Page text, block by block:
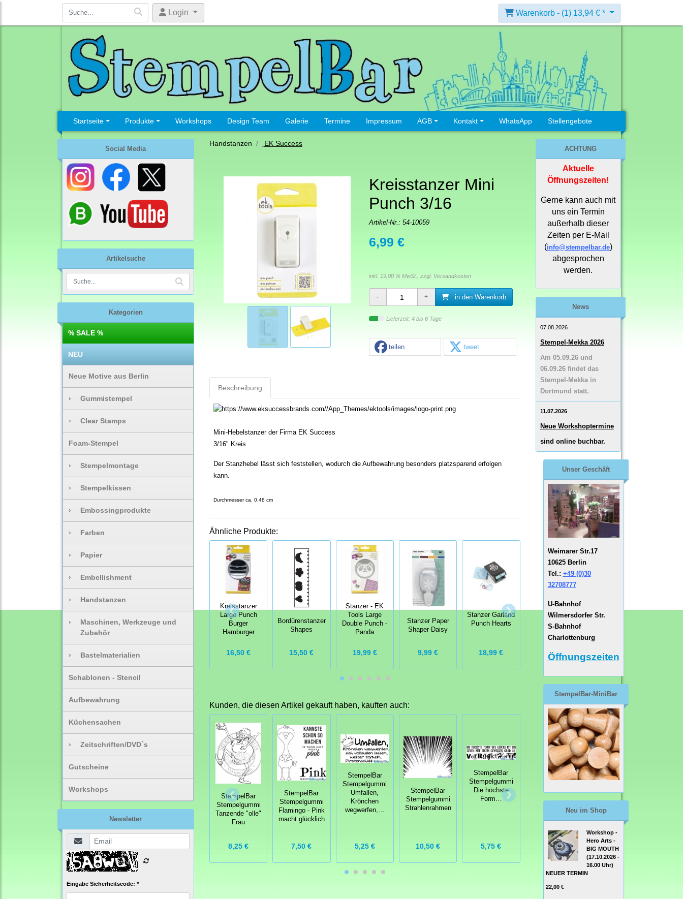
Login Warenkorb - (1) 13,94 € *
Startseite Produkte Workshops Design Team Galerie Termine Impressum AGB Kontakt WhatsApp Stellengebote
Social Media
Artikelsuche
Kategorien
% SALE %
NEU
Neue Motive aus Berlin
› Gummistempel
› Clear Stamps
Foam-Stempel
› Stempelmontage
› Stempelkissen
› Embossingprodukte
› Farben
› Papier
› Embellishment
› Handstanzen
›
Maschinen, Werkzeuge und
Zubehör
› Bastelmaterialien
Schablonen - Stencil
Aufbewahrung
Küchensachen
› Zeitschriften/DVD`s
Gutscheine
Workshops
Newsletter
Eingabe Sicherheitscode: *
Handstanzen EK Success
Kreisstanzer Mini
Punch 3/16
Artikel-Nr.: 54-10059
6,99 €
inkl. 19,00 % MwSt., zzgl. Versandkosten
in den Warenkorb
Lieferzeit: 4 bis 6 Tage
teilen tweet
Beschreibung
Mini-Hebelstanzer der Firma EK Success
3/16" Kreis
Der Stanzhebel lässt sich feststellen, wodurch die Aufbewahrung besonders platzsparend erfolgen
kann.
Durchmesser ca. 0,48 cm
Ähnliche Produkte:
Kreisstanzer
Large Punch
Burger
Hamburger
16,50 €
Bordürenstanzer
Shapes
15,50 €
Stanzer - EK
Tools Large
Double Punch -
Panda
19,99 €
Stanzer Paper
Shaper Daisy
9,99 €
Stanzer Garland
Punch Hearts
18,99 €
Stempel- und
Stanzset Stamp
& Punch Set
24,99 €
Bordürenstanzer
Arbor Edger
15,50 €
Kunden, die diesen Artikel gekauft haben, kauften auch:
StempelBar
Stempelgummi
Tanzende "olle"
Frau
8,25 €
StempelBar
Stempelgummi
Flamingo - Pink
macht glücklich
7,50 €
StempelBar
Stempelgummi
Umfallen,
Krönchen
wegwerfen,…
5,25 €
StempelBar
Stempelgummi
Strahlenrahmen
10,50 €
StempelBar
Stempelgummi
Die höchste
Form…
5,75 €
Gellis Arts - Gel
Printing Plate
Druckplatte 5" x
24,50 €
Kreisstanzer
Large Punch 2
19,99 €
ACHTUNG
Aktuelle
Öffnungszeiten!
Gerne kann auch mit
uns ein Termin
außerhalb dieser
Zeiten per E-Mail
(info@stempelbar.de)
abgesprochen
werden.
News
07.08.2026
Stempel-Mekka 2026
Am 05.09.26 und
06.09.26 findet das
Stempel-Mekka in
Dortmund statt.
11.07.2026
Neue Workshoptermine
sind online buchbar.
Unser Geschäft
Weimarer Str.17
10625 Berlin
Tel.: +49 (0)30
32708777
U-Bahnhof
Wilmersdorfer Str.
S-Bahnhof
Charlottenburg
Öffnungszeiten
StempelBar-MiniBar
Neu im Shop
Workshop -
Hero Arts -
BIG MOUTH
(17.10.2026 -
16.00 Uhr)
NEUER TERMIN
22,00 €